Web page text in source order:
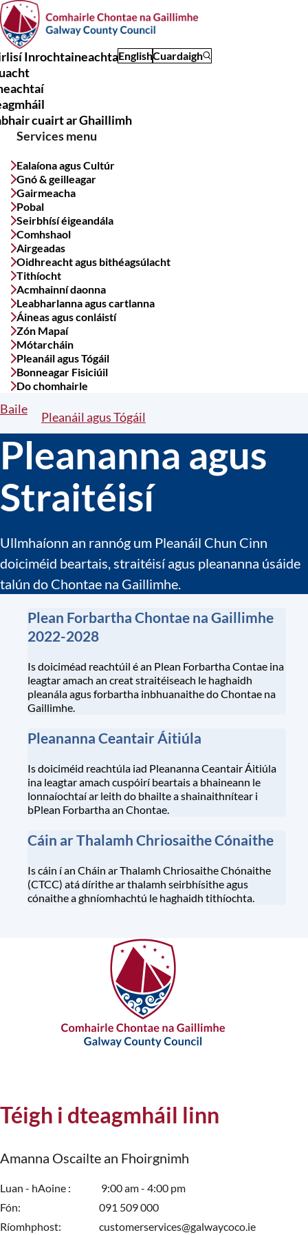
Skip
to
main
content
InrochtaineachtaEnglishCuardaigh
Main
navigation
cuairt ar Ghaillimh
Services menu
Ealaíona agus Cultúr
Gnó & geilleagar
Gairmeacha
Pobal
Seirbhísí éigeandála
Comhshaol
Airgeadas
Oidhreacht agus bithéagsúlacht
Tithíocht
Acmhainní daonna
Leabharlanna agus cartlanna
Áineas agus conláistí
Zón Mapaí
Mótarcháin
Pleanáil agus Tógáil
Bonneagar Fisiciúil
Do chomhairle
Breadcrumbs
Baile
Pleanáil agus Tógáil
Pleananna agus
Straitéisí
Ullmhaíonn an rannóg um Pleanáil Chun Cinn
doiciméid beartais, straitéisí agus pleananna úsáide
talún do Chontae na Gaillimhe.
Plean Forbartha Chontae na Gaillimhe
2022-2028
Is doiciméad reachtúil é an Plean Forbartha Contae ina
leagtar amach an creat straitéiseach le haghaidh
pleanála agus forbartha inbhuanaithe do Chontae na
Gaillimhe.
Pleananna Ceantair Áitiúla
Is doiciméid reachtúla iad Pleananna Ceantair Áitiúla
ina leagtar amach cuspóirí beartais a bhaineann le
lonnaíochtaí ar leith do bhailte a shainaithnítear i
bPlean Forbartha an Chontae.
Cáin ar Thalamh Chriosaithe Cónaithe
Is cáin í an Cháin ar Thalamh Chriosaithe Chónaithe
(CTCC) atá dírithe ar thalamh seirbhísithe agus
cónaithe a ghníomhachtú le haghaidh tithíochta.
Téigh i dteagmháil linn
Amanna Oscailte an Fhoirgnimh
Luan - hAoine
9:00 am - 4:00 pm
Fón
091 509 000
Ríomhphost
customerservices@galwaycoco.ie